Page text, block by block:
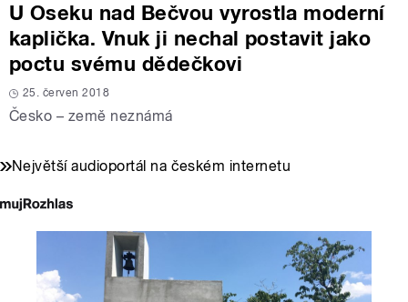
U Oseku nad Bečvou vyrostla moderní
kaplička. Vnuk ji nechal postavit jako
poctu svému dědečkovi
25. červen 2018
Česko – země neznámá
Největší audioportál na českém internetu